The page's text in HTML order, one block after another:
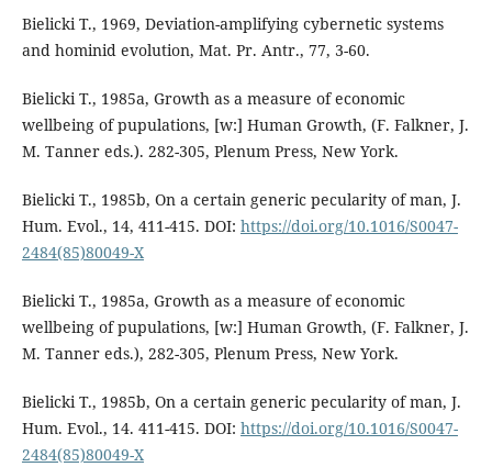
Bielicki T., 1969, Deviation-amplifying cybernetic systems
and hominid evolution, Mat. Pr. Antr., 77, 3-60.
Bielicki T., 1985a, Growth as a measure of economic
wellbeing of pupulations, [w:] Human Growth, (F. Falkner, J.
M. Tanner eds.). 282-305, Plenum Press, New York.
Bielicki T., 1985b, On a certain generic pecularity of man, J.
Hum. Evol., 14, 411-415. DOI: https://doi.org/10.1016/S0047-
2484(85)80049-X
Bielicki T., 1985a, Growth as a measure of economic
wellbeing of pupulations, [w:] Human Growth, (F. Falkner, J.
M. Tanner eds.), 282-305, Plenum Press, New York.
Bielicki T., 1985b, On a certain generic pecularity of man, J.
Hum. Evol., 14. 411-415. DOI: https://doi.org/10.1016/S0047-
2484(85)80049-X